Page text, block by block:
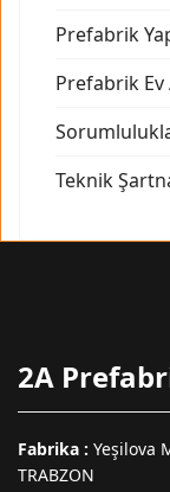
Prefabrik
Prefabrik Ev
Teknik
2A
Fabrika : Yeşilova
TRABZON